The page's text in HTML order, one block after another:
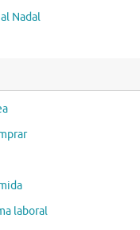
Nadal
laboral